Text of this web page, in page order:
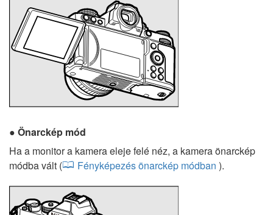
Önarckép mód
Ha a monitor a kamera eleje felé néz, a kamera önarckép
módba vált (
Fényképezés önarckép módban ).